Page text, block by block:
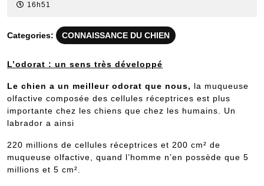
16h51
Categories: CONNAISSANCE DU CHIEN
L’odorat : un sens très développé
Le chien a un meilleur odorat que nous, la muqueuse
olfactive composée des cellules réceptrices est plus
importante chez les chiens que chez les humains. Un
labrador a ainsi
220 millions de cellules réceptrices et 200 cm² de
muqueuse olfactive, quand l’homme n’en possède que 5
millions et 5 cm².